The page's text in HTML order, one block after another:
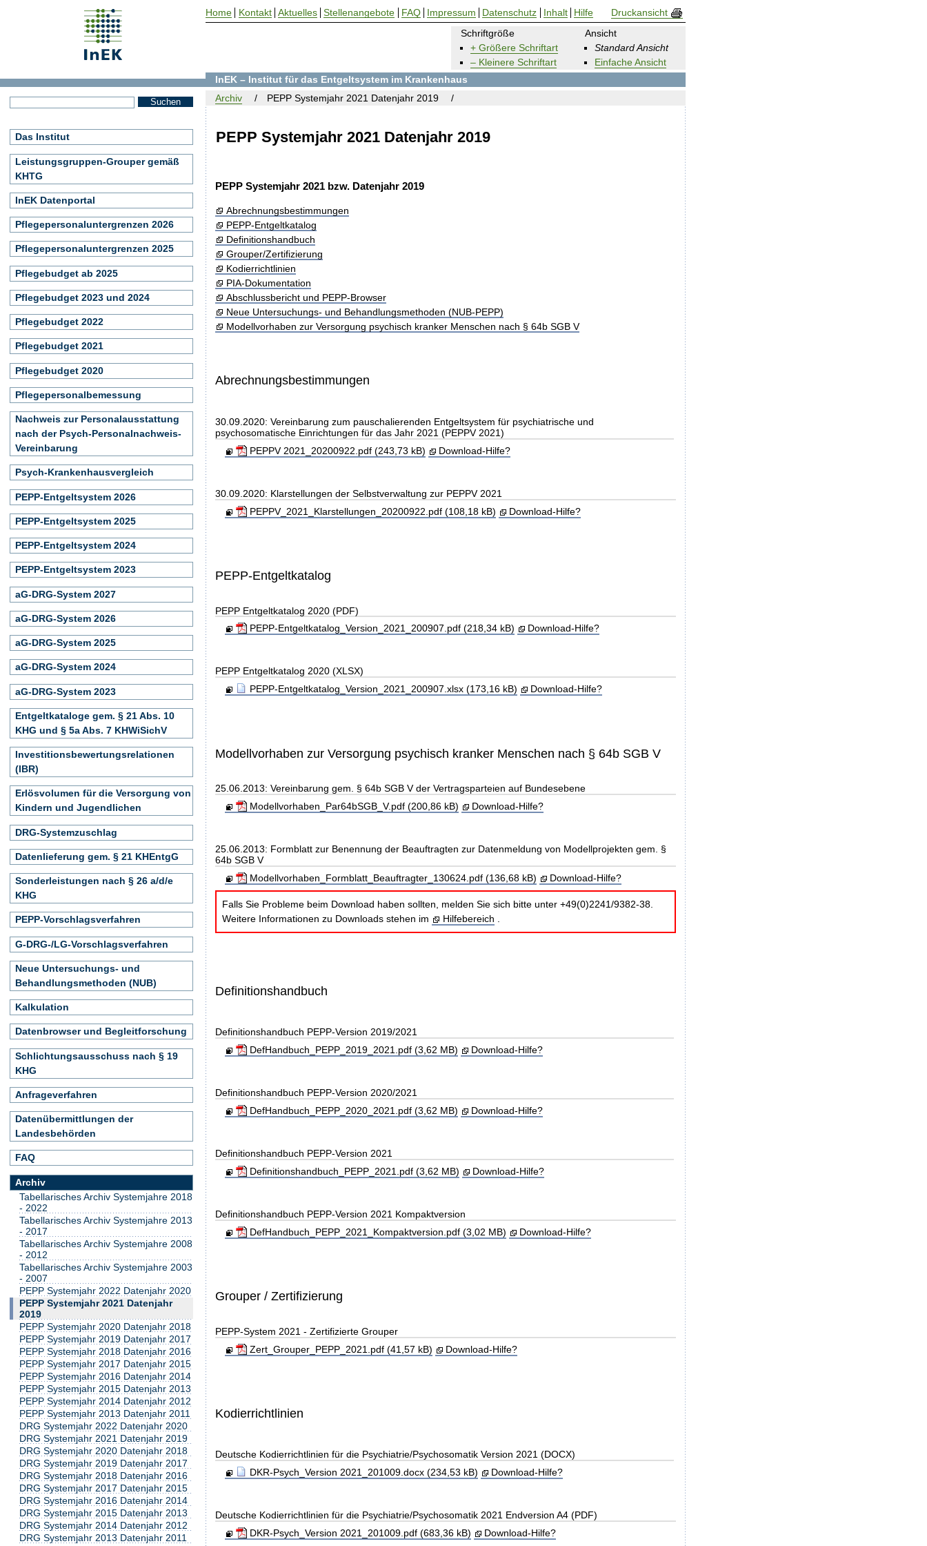
PEPP Systemjahr 2021 Datenjahr 2019
Schriftgröße
+ Größere Schriftart
– Kleinere Schriftart
Ansicht
Standard Ansicht
Einfache Ansicht
PEPP Systemjahr 2021 bzw. Datenjahr 2019
Abrechnungsbestimmungen
PEPP-Entgeltkatalog
Definitionshandbuch
Grouper/Zertifizierung
Kodierrichtlinien
PIA-Dokumentation
Abschlussbericht und PEPP-Browser
Neue Untersuchungs- und Behandlungsmethoden (NUB-PEPP)
Modellvorhaben zur Versorgung psychisch kranker Menschen nach § 64b SGB V
Abrechnungsbestimmungen
30.09.2020: Vereinbarung zum pauschalierenden Entgeltsystem für psychiatrische und
psychosomatische Einrichtungen für das Jahr 2021 (PEPPV 2021)
PEPPV 2021_20200922.pdf (243,73 kB)
Download-Hilfe?
30.09.2020: Klarstellungen der Selbstverwaltung zur PEPPV 2021
PEPPV_2021_Klarstellungen_20200922.pdf (108,18 kB)
Download-Hilfe?
PEPP-Entgeltkatalog
PEPP Entgeltkatalog 2020 (PDF)
PEPP-Entgeltkatalog_Version_2021_200907.pdf (218,34 kB)
Download-Hilfe?
PEPP Entgeltkatalog 2020 (XLSX)
PEPP-Entgeltkatalog_Version_2021_200907.xlsx (173,16 kB)
Download-Hilfe?
Modellvorhaben zur Versorgung psychisch kranker Menschen nach § 64b SGB V
25.06.2013: Vereinbarung gem. § 64b SGB V der Vertragsparteien auf Bundesebene
Modellvorhaben_Par64bSGB_V.pdf (200,86 kB)
Download-Hilfe?
25.06.2013: Formblatt zur Benennung der Beauftragten zur Datenmeldung von Modellprojekten gem. §
64b SGB V
Modellvorhaben_Formblatt_Beauftragter_130624.pdf (136,68 kB)
Download-Hilfe?
Falls Sie Probleme beim Download haben sollten, melden Sie sich bitte unter +49(0)2241/9382-38.
Weitere Informationen zu Downloads stehen im
Hilfebereich
Definitionshandbuch
Definitionshandbuch PEPP-Version 2019/2021
DefHandbuch_PEPP_2019_2021.pdf (3,62 MB)
Download-Hilfe?
Definitionshandbuch PEPP-Version 2020/2021
DefHandbuch_PEPP_2020_2021.pdf (3,62 MB)
Download-Hilfe?
Definitionshandbuch PEPP-Version 2021
Definitionshandbuch_PEPP_2021.pdf (3,62 MB)
Download-Hilfe?
Definitionshandbuch PEPP-Version 2021 Kompaktversion
DefHandbuch_PEPP_2021_Kompaktversion.pdf (3,02 MB)
Download-Hilfe?
Grouper / Zertifizierung
PEPP-System 2021 - Zertifizierte Grouper
Zert_Grouper_PEPP_2021.pdf (41,57 kB)
Download-Hilfe?
Kodierrichtlinien
Deutsche Kodierrichtlinien für die Psychiatrie/Psychosomatik Version 2021 (DOCX)
DKR-Psych_Version 2021_201009.docx (234,53 kB)
Download-Hilfe?
Deutsche Kodierrichtlinien für die Psychiatrie/Psychosomatik 2021 Endversion A4 (PDF)
DKR-Psych_Version 2021_201009.pdf (683,36 kB)
Download-Hilfe?
InEK – Institut für das Entgeltsystem im Krankenhaus
Archiv
PEPP Systemjahr 2021 Datenjahr 2019
Das Institut
Leistungsgruppen-Grouper gemäß
KHTG
InEK Datenportal
Pflegepersonaluntergrenzen 2026
Pflegepersonaluntergrenzen 2025
Pflegebudget ab 2025
Pflegebudget 2023 und 2024
Pflegebudget 2022
Pflegebudget 2021
Pflegebudget 2020
Pflegepersonalbemessung
Nachweis zur Personalausstattung
nach der Psych-Personalnachweis-
Vereinbarung
Psych-Krankenhausvergleich
PEPP-Entgeltsystem 2026
PEPP-Entgeltsystem 2025
PEPP-Entgeltsystem 2024
PEPP-Entgeltsystem 2023
aG-DRG-System 2027
aG-DRG-System 2026
aG-DRG-System 2025
aG-DRG-System 2024
aG-DRG-System 2023
Entgeltkataloge gem. § 21 Abs. 10
KHG und § 5a Abs. 7 KHWiSichV
Investitionsbewertungsrelationen
(IBR)
Erlösvolumen für die Versorgung von
Kindern und Jugendlichen
DRG-Systemzuschlag
Datenlieferung gem. § 21 KHEntgG
Sonderleistungen nach § 26 a/d/e
KHG
PEPP-Vorschlagsverfahren
G-DRG-/LG-Vorschlagsverfahren
Neue Untersuchungs- und
Behandlungsmethoden (NUB)
Kalkulation
Datenbrowser und Begleitforschung
Schlichtungsausschuss nach § 19
KHG
Anfrageverfahren
Datenübermittlungen der
Landesbehörden
FAQ
Archiv
Tabellarisches Archiv Systemjahre 2018
- 2022
Tabellarisches Archiv Systemjahre 2013
- 2017
Tabellarisches Archiv Systemjahre 2008
- 2012
Tabellarisches Archiv Systemjahre 2003
- 2007
PEPP Systemjahr 2022 Datenjahr 2020
PEPP Systemjahr 2021 Datenjahr
2019
PEPP Systemjahr 2020 Datenjahr 2018
PEPP Systemjahr 2019 Datenjahr 2017
PEPP Systemjahr 2018 Datenjahr 2016
PEPP Systemjahr 2017 Datenjahr 2015
PEPP Systemjahr 2016 Datenjahr 2014
PEPP Systemjahr 2015 Datenjahr 2013
PEPP Systemjahr 2014 Datenjahr 2012
PEPP Systemjahr 2013 Datenjahr 2011
DRG Systemjahr 2022 Datenjahr 2020
DRG Systemjahr 2021 Datenjahr 2019
DRG Systemjahr 2020 Datenjahr 2018
DRG Systemjahr 2019 Datenjahr 2017
DRG Systemjahr 2018 Datenjahr 2016
DRG Systemjahr 2017 Datenjahr 2015
DRG Systemjahr 2016 Datenjahr 2014
DRG Systemjahr 2015 Datenjahr 2013
DRG Systemjahr 2014 Datenjahr 2012
DRG Systemjahr 2013 Datenjahr 2011
Home Kontakt Aktuelles Stellenangebote FAQ Impressum Datenschutz Inhalt Hilfe Druckansicht